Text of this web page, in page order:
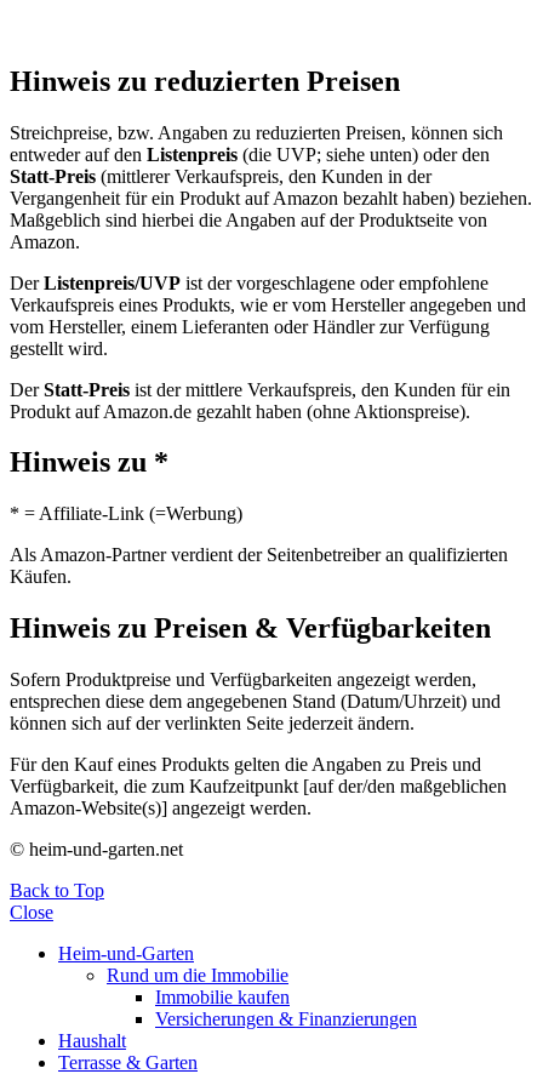
Hinweis zu reduzierten Preisen
Streichpreise, bzw. Angaben zu reduzierten Preisen, können sich
entweder auf den Listenpreis (die UVP; siehe unten) oder den
Statt-Preis (mittlerer Verkaufspreis, den Kunden in der
Vergangenheit für ein Produkt auf Amazon bezahlt haben) beziehen.
Maßgeblich sind hierbei die Angaben auf der Produktseite von
Amazon.
DerListenpreis/UVP ist der vorgeschlagene oder empfohlene
Verkaufspreis eines Produkts, wie er vom Hersteller angegeben und
vom Hersteller, einem Lieferanten oder Händler zur Verfügung
gestellt wird.
DerStatt-Preis ist der mittlere Verkaufspreis, den Kunden für ein
Produkt auf Amazon.de gezahlt haben (ohne Aktionspreise).
Hinweis zu *
* = Affiliate-Link (=Werbung)
Als Amazon-Partner verdient der Seitenbetreiber an qualifizierten
Käufen.
Hinweis zu Preisen & Verfügbarkeiten
Sofern Produktpreise und Verfügbarkeiten angezeigt werden,
entsprechen diese dem angegebenen Stand (Datum/Uhrzeit) und
können sich auf der verlinkten Seite jederzeit ändern.
Für den Kauf eines Produkts gelten die Angaben zu Preis und
Verfügbarkeit, die zum Kaufzeitpunkt [auf der/den maßgeblichen
Amazon-Website(s)] angezeigt werden.
© heim-und-garten.net
Back to Top
Close
Heim-und-Garten
Rund um die Immobilie
Immobilie kaufen
Versicherungen & Finanzierungen
Haushalt
Terrasse & Garten